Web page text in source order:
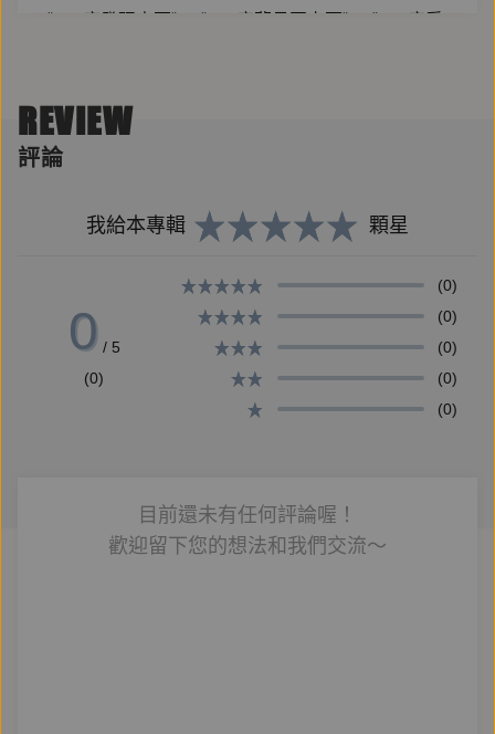
REVIEW
評論
我給本專輯 顆星
0 / 5
(0)
(0)
(0)
(0)
(0)
(0)
目前還未有任何評論喔！
歡迎留下您的想法和我們交流～